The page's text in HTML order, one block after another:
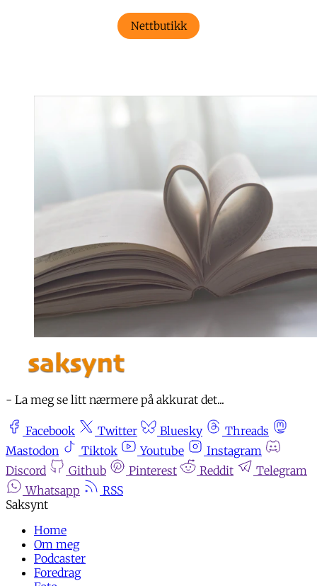
Nettbutikk
- La meg se litt nærmere på akkurat det...
Facebook Twitter Bluesky
Threads
Mastodon
Tiktok Youtube
Instagram
Discord
Github Pinterest Reddit
Telegram
Whatsapp
RSS
Home
Om meg
Podcaster
Foredrag